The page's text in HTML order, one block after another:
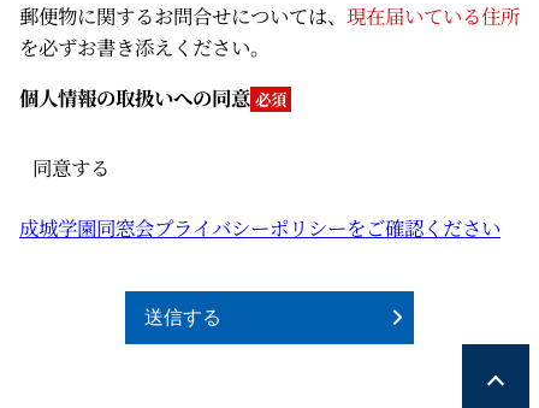
郵便物に関するお問合せについては、 現在届いている住所
を必ずお書き添えください。
個人情報の取扱いへの同意 必須
同意する
成城学園同窓会プライバシーポリシーをご確認ください